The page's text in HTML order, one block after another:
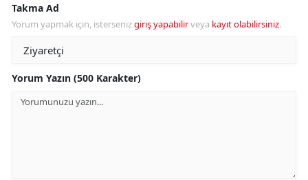
Takma Ad
Yorum yapmak için, istersenizgiriş yapabilirveya kayıt olabilirsiniz.
Yorum Yazın (500 Karakter)